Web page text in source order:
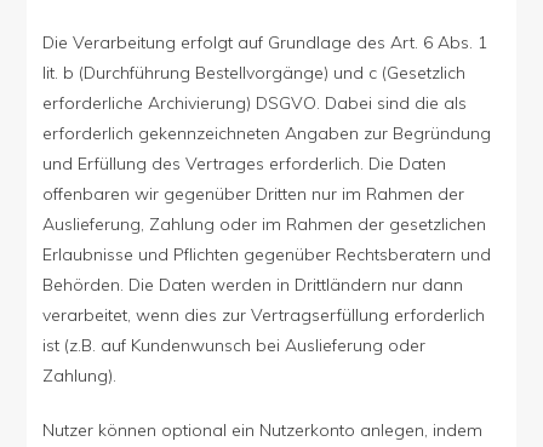
Die Verarbeitung erfolgt auf Grundlage des Art. 6 Abs. 1
lit. b (Durchführung Bestellvorgänge) und c (Gesetzlich
erforderliche Archivierung) DSGVO. Dabei sind die als
erforderlich gekennzeichneten Angaben zur Begründung
und Erfüllung des Vertrages erforderlich. Die Daten
offenbaren wir gegenüber Dritten nur im Rahmen der
Auslieferung, Zahlung oder im Rahmen der gesetzlichen
Erlaubnisse und Pflichten gegenüber Rechtsberatern und
Behörden. Die Daten werden in Drittländern nur dann
verarbeitet, wenn dies zur Vertragserfüllung erforderlich
ist (z.B. auf Kundenwunsch bei Auslieferung oder
Zahlung).
Nutzer können optional ein Nutzerkonto anlegen, indem